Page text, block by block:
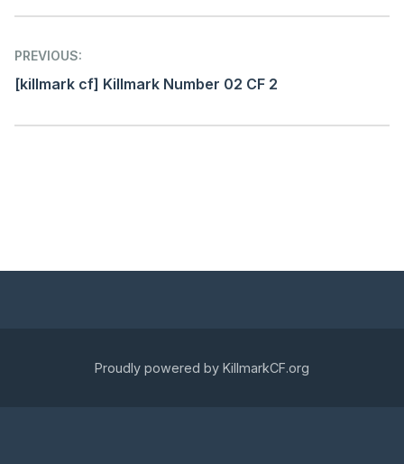
Post
navigation
PREVIOUS:
[killmark cf] Killmark Number 02 CF 2
Proudly powered by KillmarkCF.org